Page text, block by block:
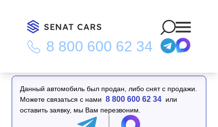
8 800 600 62 34
Главная Каталог/Land Rover Defender 110 P400 X 4WD 4WD
Данный автомобиль был продан, либо снят с продажи.
Можете связаться с нами 8 800 600 62 34 или
оставить заявку, мы Вам перезвоним.